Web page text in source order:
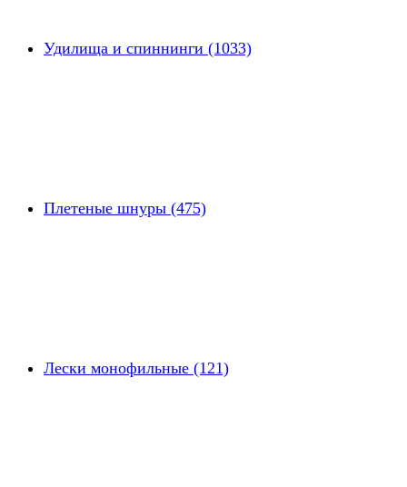
Удилища и спиннинги (1033)
Плетеные шнуры (475)
Лески монофильные (121)